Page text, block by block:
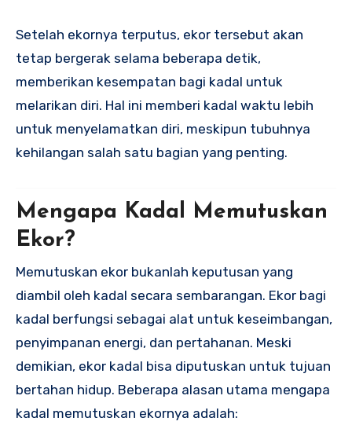
Setelah ekornya terputus, ekor tersebut akan
tetap bergerak selama beberapa detik,
memberikan kesempatan bagi kadal untuk
melarikan diri. Hal ini memberi kadal waktu lebih
untuk menyelamatkan diri, meskipun tubuhnya
kehilangan salah satu bagian yang penting.
Mengapa Kadal Memutuskan
Ekor?
Memutuskan ekor bukanlah keputusan yang
diambil oleh kadal secara sembarangan. Ekor bagi
kadal berfungsi sebagai alat untuk keseimbangan,
penyimpanan energi, dan pertahanan. Meski
demikian, ekor kadal bisa diputuskan untuk tujuan
bertahan hidup. Beberapa alasan utama mengapa
kadal memutuskan ekornya adalah: